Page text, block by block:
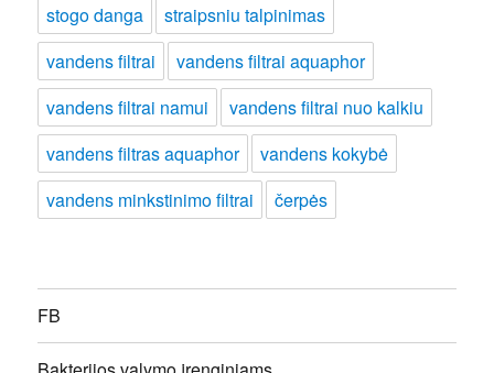
stogo danga
straipsniu talpinimas
vandens filtrai
vandens filtrai aquaphor
vandens filtrai namui
vandens filtrai nuo kalkiu
vandens filtras aquaphor
vandens kokybė
vandens minkstinimo filtrai
čerpės
FB